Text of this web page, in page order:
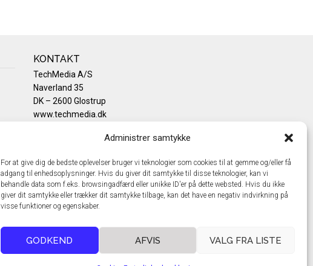
Administrer samtykke
For at give dig de bedste oplevelser bruger vi teknologier som cookies til at gemme og/eller få
adgang til enhedsoplysninger. Hvis du giver dit samtykke til disse teknologier, kan vi
behandle data som f.eks. browsingadfærd eller unikke ID'er på dette websted. Hvis du ikke
giver dit samtykke eller trækker dit samtykke tilbage, kan det have en negativ indvirkning på
visse funktioner og egenskaber.
GODKEND AFVIS VALG FRA LISTE
KONTAKT
TechMedia A/S
Naverland 35
DK – 2600 Glostrup
www.techmedia.dk
info@techmedia.dk
Cookiepolitik